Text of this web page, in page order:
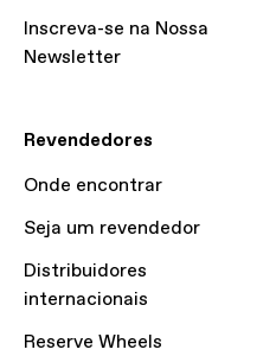
Inscreva-se na Nossa
Newsletter
Revendedores
Onde encontrar
Seja um revendedor
Distribuidores
internacionais
Reserve Wheels